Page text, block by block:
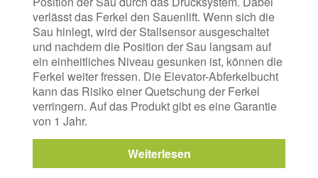
verlässt das Ferkel den Sauenlift. Wenn sich die
Sau hinlegt, wird der Stallsensor ausgeschaltet
und nachdem die Position der Sau langsam auf
ein einheitliches Niveau gesunken ist, können die
Ferkel weiter fressen. Die Elevator-Abferkelbucht
kann das Risiko einer Quetschung der Ferkel
verringern. Auf das Produkt gibt es eine Garantie
von 1 Jahr.
Weiterlesen